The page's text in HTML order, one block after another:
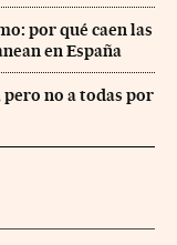
por qué caen las
en España
no a todas por